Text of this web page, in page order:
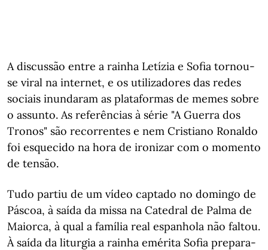
A discussão entre a rainha Letízia e Sofia tornou-
se viral na internet, e os utilizadores das redes
sociais inundaram as plataformas de memes sobre
o assunto. As referências à série "A Guerra dos
Tronos" são recorrentes e nem Cristiano Ronaldo
foi esquecido na hora de ironizar com o momento
de tensão.
Tudo partiu de um vídeo captado no domingo de
Páscoa, à saída da missa na Catedral de Palma de
Maiorca, à qual a família real espanhola não faltou.
À saída da liturgia a rainha emérita Sofia prepara-